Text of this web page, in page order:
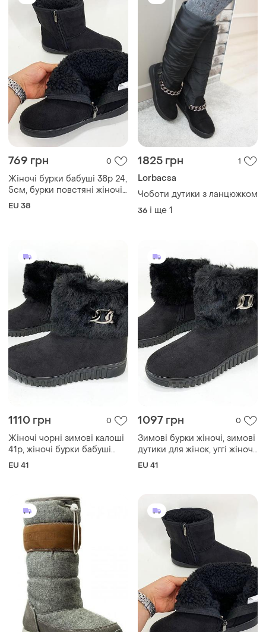
769 грн 0
Жіночі бурки бабуші 38р 24,
5см, бурки повстяні жіночі
калоші водонепроникні dk-
EU 38
1825 грн 1
Lorbacsa
Чоботи дутики з ланцюжком
36 і ще 1
1110 грн 0
Жіночі чорні зимові калоші
41р, жіночі бурки бабуші
вовняні валянки суконні
EU 41
1097 грн 0
Зимові бурки жіночі, зимові
дутики для жінок, уггі жіночі
утеплені валянки cx-84
EU 41